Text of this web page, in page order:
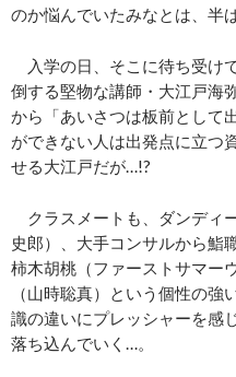
のか悩んでいたみなとは、半
入学の日、そこに待ち受け
倒する堅物な講師・大江戸海
から「あいさつは板前として
ができない人は出発点に立つ
せる大江戸だが…!?
クラスメートも、ダンディ
史郎）、大手コンサルから鮨
柿木胡桃（ファーストサマー
（山時聡真）という個性の
識の違いにプレッシャーを感
落ち込んでいく…。